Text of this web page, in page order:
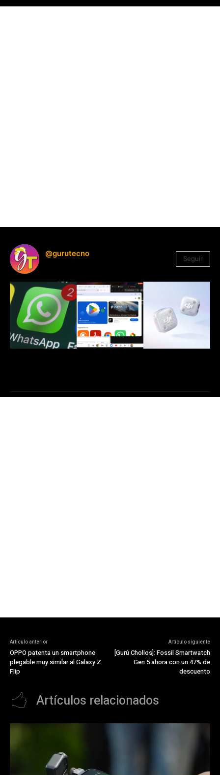
@gurutecno
Seguir
Artículo anterior
OPPO patenta un smartphone
plegable muy similar al Galaxy Z
Flip
Artículo siguiente
[Gurú Chollos]: Fossil Smartwatch
Gen 5 ahora con un 47% de
descuento
Artículos relacionados